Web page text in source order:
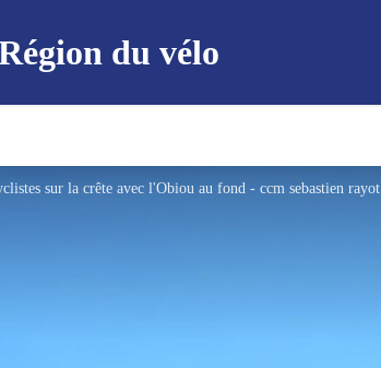
du vélo
sur la crête avec l'Obiou au fond - ccm sebastien rayot